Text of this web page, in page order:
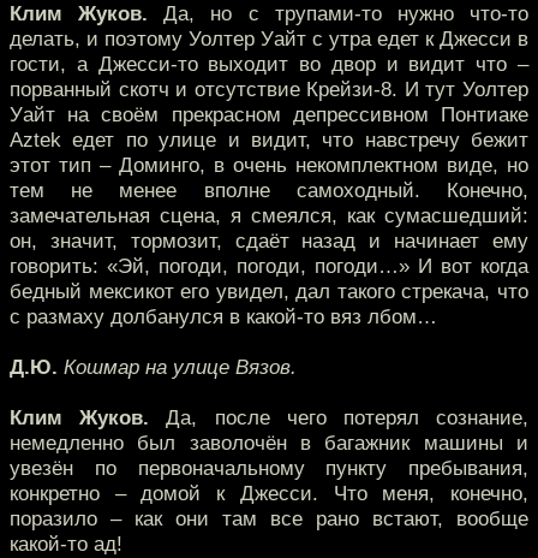
Клим Жуков. Да, но с трупами-то нужно что-то
делать, и поэтому Уолтер Уайт с утра едет к Джесси в
гости, а Джесси-то выходит во двор и видит что –
порванный скотч и отсутствие Крейзи-8. И тут Уолтер
Уайт на своём прекрасном депрессивном Понтиаке
Aztek едет по улице и видит, что навстречу бежит
этот тип – Доминго, в очень некомплектном виде, но
тем не менее вполне самоходный. Конечно,
замечательная сцена, я смеялся, как сумасшедший:
он, значит, тормозит, сдаёт назад и начинает ему
говорить: «Эй, погоди, погоди, погоди…» И вот когда
бедный мексикот его увидел, дал такого стрекача, что
с размаху долбанулся в какой-то вяз лбом…
Д.Ю. Кошмар на улице Вязов.
Клим Жуков. Да, после чего потерял сознание,
немедленно был заволочён в багажник машины и
увезён по первоначальному пункту пребывания,
конкретно – домой к Джесси. Что меня, конечно,
поразило – как они там все рано встают, вообще
какой-то ад!